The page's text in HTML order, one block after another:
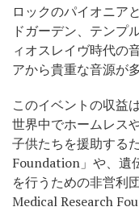
ロックのパイオニア
ドガーデン、テンプ
ィオスレイヴ時代の
アから貴重な音源が
このイベントの収益
世界中でホームレス
子供たちを援助する
Foundation」や、遺
を行うための非営利
Medical Research